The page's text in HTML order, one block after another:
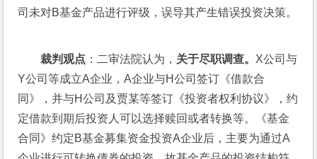
司未对B基金产品进行评级，误导其产生错误投资决策。
裁判观点 ：二审法院认为， 关于尽职调查。 X公司与
Y公司等成立A企业，A企业与H公司签订《借款合
同》，并与H公司及贾某等签订《投资者权利协议》，约
定借款到期后投资人可以选择赎回或者转换等。《基金
合同》约定B基金募集资金投资A企业后，主要为通过A